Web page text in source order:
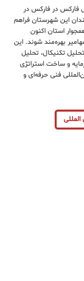
فارکس در فارکس در
این شهرستان فراهم
استان اکنون
بهره‌مند شوند. این
تکنیکال، تحلیل
و ساخت استراتژی
فنی حرفه‌ای و